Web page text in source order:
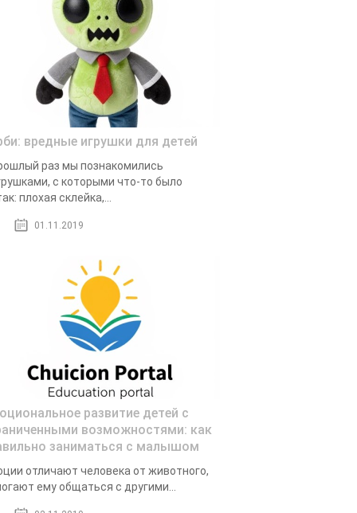
вредные игрушки для детей
раз мы познакомились
с которыми что-то было
плохая склейка,...
01.11.2019
развитие детей с
возможностями: как
заниматься с малышом
отличают человека от животного,
ему общаться с другими...